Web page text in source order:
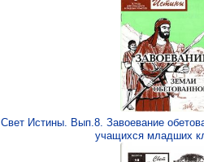
Свет Истины. Вып.8. Завоевание
учащихся младших